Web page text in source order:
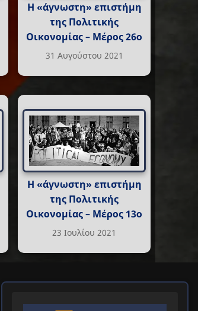
Η «άγνωστη» επιστήμη
της Πολιτικής
Οικονομίας – Μέρος 26ο
31 Αυγούστου 2021
Η «άγνωστη» επιστήμη
της Πολιτικής
Οικονομίας – Μέρος 13ο
23 Ιουλίου 2021